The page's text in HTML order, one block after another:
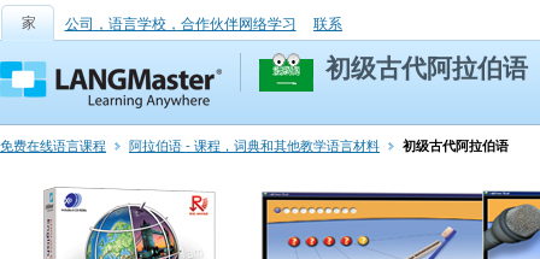
家 公司，语言学校，合作伙伴网络学习 联系
初级古代阿拉伯语
免费在线语言课程 阿拉伯语 - 课程，词典和其他教学语言材料 初级古代阿拉伯语